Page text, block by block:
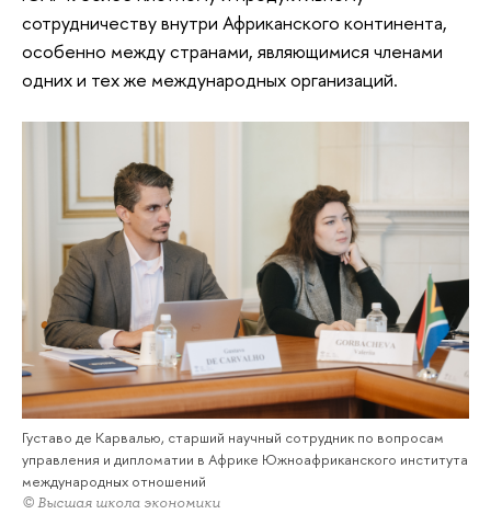
сотрудничеству внутри Африканского континента,
особенно между странами, являющимися членами
одних и тех же международных организаций.
Густаво де Карвалью, старший научный сотрудник по вопросам
управления и дипломатии в Африке Южноафриканского института
международных отношений
© Высшая школа экономики